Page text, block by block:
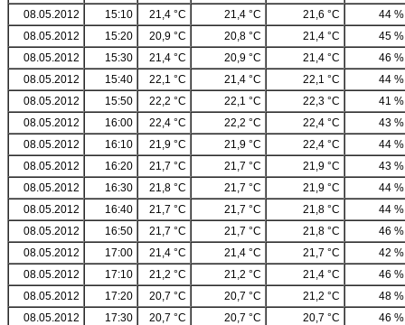
08.05.2012
15:10 21,4 °C 21,4 °C 21,6 °C
44 %
08.05.2012
15:20 20,9 °C 20,8 °C 21,4 °C
45 %
08.05.2012
15:30 21,4 °C 20,9 °C 21,4 °C
46 %
08.05.2012
15:40 22,1 °C 21,4 °C 22,1 °C
44 %
08.05.2012
15:50 22,2 °C 22,1 °C 22,3 °C
41 %
08.05.2012
16:00 22,4 °C 22,2 °C 22,4 °C
43 %
08.05.2012
16:10 21,9 °C 21,9 °C 22,4 °C
44 %
08.05.2012
16:20 21,7 °C 21,7 °C 21,9 °C
43 %
08.05.2012
16:30 21,8 °C 21,7 °C 21,9 °C
44 %
08.05.2012
16:40 21,7 °C 21,7 °C 21,8 °C
44 %
08.05.2012
16:50 21,7 °C 21,7 °C 21,8 °C
46 %
08.05.2012
17:00 21,4 °C 21,4 °C 21,7 °C
42 %
08.05.2012
17:10 21,2 °C 21,2 °C 21,4 °C
46 %
08.05.2012
17:20 20,7 °C 20,7 °C 21,2 °C
48 %
08.05.2012
17:30 20,7 °C 20,7 °C 20,7 °C
46 %